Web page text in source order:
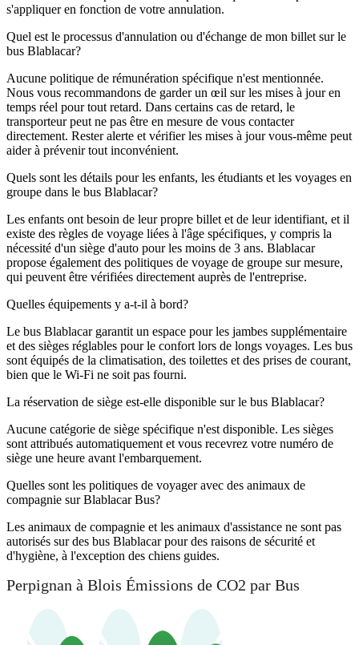
s'appliquer en fonction de votre annulation.
Quel est le processus d'annulation ou d'échange de mon billet sur le
bus Blablacar?
Aucune politique de rémunération spécifique n'est mentionnée.
Nous vous recommandons de garder un œil sur les mises à jour en
temps réel pour tout retard. Dans certains cas de retard, le
transporteur peut ne pas être en mesure de vous contacter
directement. Rester alerte et vérifier les mises à jour vous-même peut
aider à prévenir tout inconvénient.
Quels sont les détails pour les enfants, les étudiants et les voyages en
groupe dans le bus Blablacar?
Les enfants ont besoin de leur propre billet et de leur identifiant, et il
existe des règles de voyage liées à l'âge spécifiques, y compris la
nécessité d'un siège d'auto pour les moins de 3 ans. Blablacar
propose également des politiques de voyage de groupe sur mesure,
qui peuvent être vérifiées directement auprès de l'entreprise.
Quelles équipements y a-t-il à bord?
Le bus Blablacar garantit un espace pour les jambes supplémentaire
et des sièges réglables pour le confort lors de longs voyages. Les bus
sont équipés de la climatisation, des toilettes et des prises de courant,
bien que le Wi-Fi ne soit pas fourni.
La réservation de siège est-elle disponible sur le bus Blablacar?
Aucune catégorie de siège spécifique n'est disponible. Les sièges
sont attribués automatiquement et vous recevrez votre numéro de
siège une heure avant l'embarquement.
Quelles sont les politiques de voyager avec des animaux de
compagnie sur Blablacar Bus?
Les animaux de compagnie et les animaux d'assistance ne sont pas
autorisés sur des bus Blablacar pour des raisons de sécurité et
d'hygiène, à l'exception des chiens guides.
Perpignan à Blois Émissions de CO2 par Bus